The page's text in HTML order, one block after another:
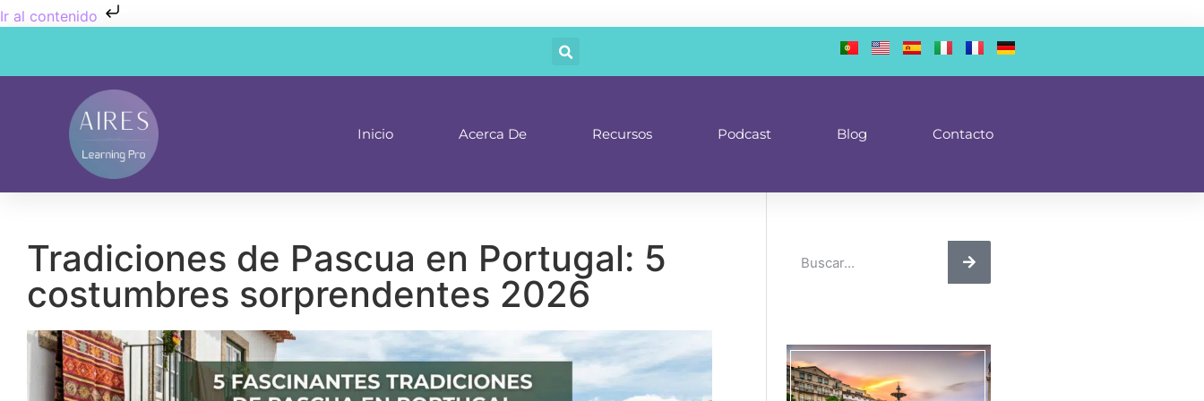
Ir al contenido
Inicio Acerca De Recursos Podcast Blog Contacto
Tradiciones de Pascua en Portugal: 5
costumbres sorprendentes 2026